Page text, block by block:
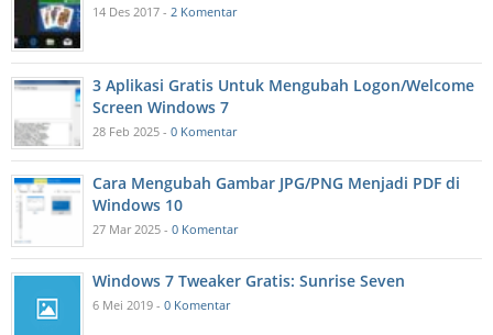
14 Des 2017 - 2 Komentar
3 Aplikasi Gratis Untuk Mengubah Logon/Welcome
Screen Windows 7
28 Feb 2025 - 0 Komentar
Cara Mengubah Gambar JPG/PNG Menjadi PDF di
Windows 10
27 Mar 2025 - 0 Komentar
Windows 7 Tweaker Gratis: Sunrise Seven
6 Mei 2019 - 0 Komentar